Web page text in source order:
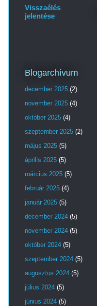
Visszaélés
jelentése
Blogarchívum
december 2025 (2)
november 2025 (4)
október 2025 (4)
szeptember 2025 (2)
május 2025 (5)
április 2025 (5)
március 2025 (5)
február 2025 (4)
január 2025 (5)
december 2024 (5)
november 2024 (5)
október 2024 (5)
szeptember 2024 (5)
augusztus 2024 (5)
július 2024 (5)
június 2024 (5)